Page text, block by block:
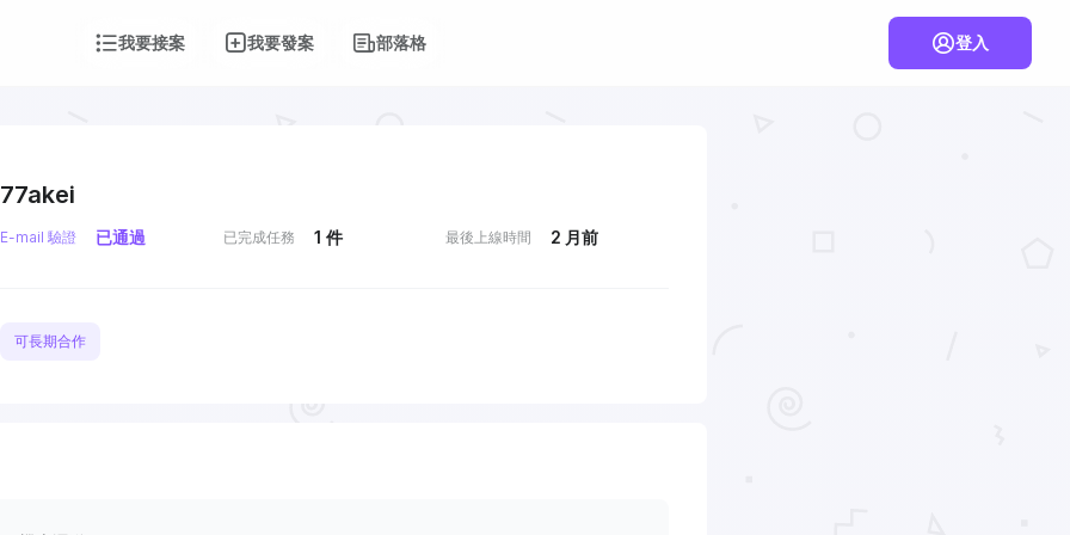
我要接案 我要發案 部落格 登入
77akei
E-mail 驗證 已通過 已完成任務 1 件 最後上線時間 2 月前
可長期合作